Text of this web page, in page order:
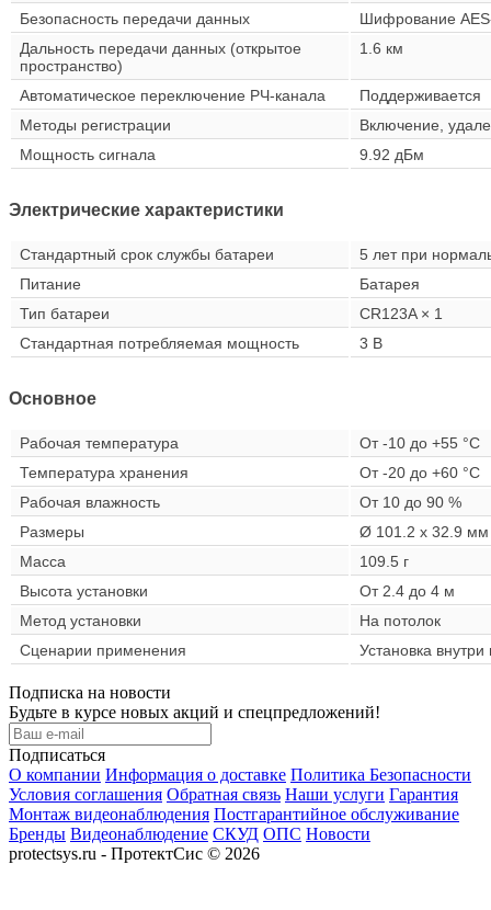
Безопасность передачи данных
Шифрование
Дальность передачи данных (открытое
пространство)
1.6 км
Автоматическое переключение РЧ-канала
Поддерживается
Методы регистрации
Включение,
Мощность сигнала
9.92 дБм
Электрические характеристики
Стандартный срок службы батареи
5 лет при
Питание
Батарея
Тип батареи
CR123A × 1
Стандартная потребляемая мощность
3 В
Основное
Рабочая температура
От -10 до +55 °C
Температура хранения
От -20 до +60 °C
Рабочая влажность
От 10 до 90 %
Размеры
Ø 101.2 x 32.9 мм
Масса
109.5 г
Высота установки
От 2.4 до 4 м
Метод установки
На потолок
Сценарии применения
Установка
Подписка на новости
Будьте в курсе новых акций и спецпредложений!
Подписаться
О компании Информация о доставке Политика Безопасности
Условия соглашения Обратная связь Наши услуги Гарантия
Монтаж видеонаблюдения Постгарантийное обслуживание
Бренды Видеонаблюдение СКУД ОПС Новости
protectsys.ru - ПротектСис © 2026